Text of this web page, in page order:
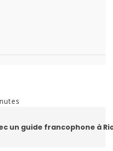
un guide francophone à